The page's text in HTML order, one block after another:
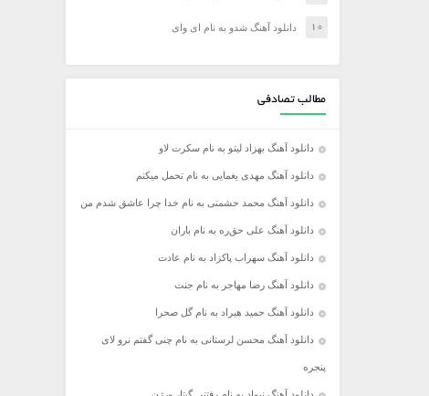
دانلود آهنگ شدو به نام ای وای
مطالب تصادفی
دانلود آهنگ بهزاد لیتو به نام سکرت لاو
دانلود آهنگ مهدی یغمایی به نام تحمل میکنم
دانلود آهنگ محمد حشمتی به نام خدا چرا عاشق شدم من
دانلود آهنگ علی حق‌ره به نام باران
دانلود آهنگ سهراب پاکزاد به نام عادت
دانلود آهنگ رضا مهاجر به نام جنت
دانلود آهنگ حمید هیراد به نام گل صحرا
دانلود آهنگ محسن لرستانی به نام چنی گفتم نرو لای
پنجره